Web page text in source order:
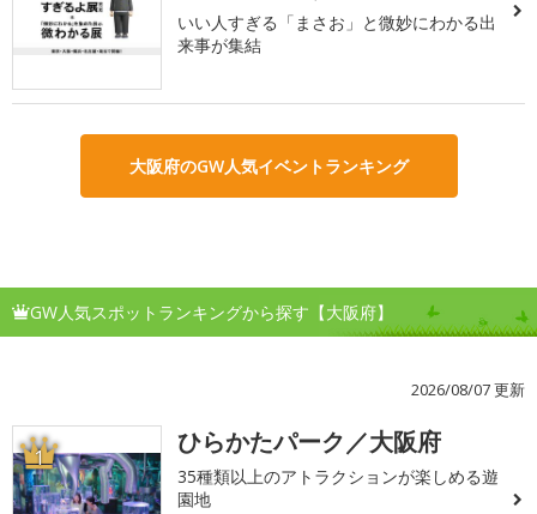
いい人すぎる「まさお」と微妙にわかる出
来事が集結
大阪府のGW人気イベントランキング
GW人気スポットランキングから探す【大阪府】
2026/08/07 更新
1 ひらかたパーク／大阪府
35種類以上のアトラクションが楽しめる遊
園地